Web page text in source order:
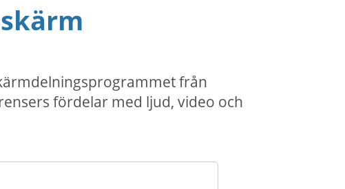
från
fördelar med ljud, video och